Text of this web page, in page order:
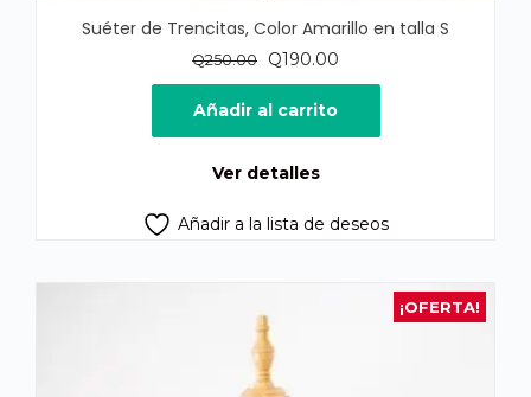
Suéter de Trencitas, Color Amarillo en talla S
Q250.00
El
precio
original
era:
Q190.00
precio
es:
Añadir al carrito
Ver detalles
Añadir a la lista de deseos
¡OFERTA!